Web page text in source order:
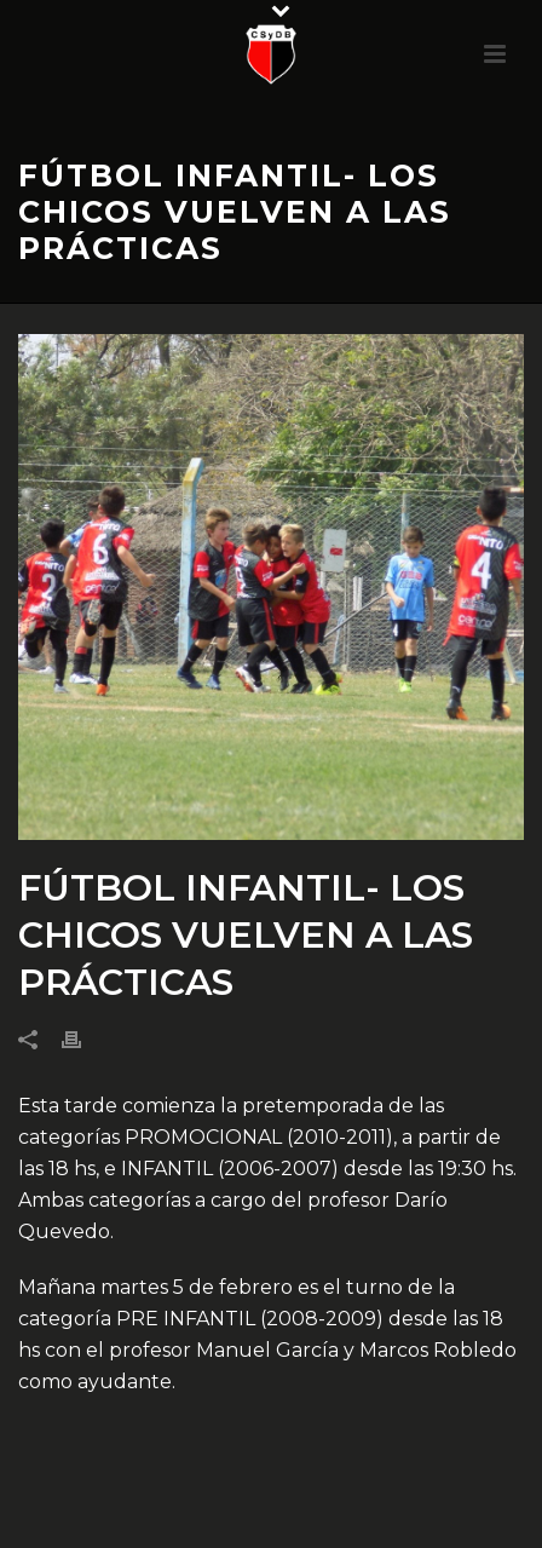
FÚTBOL INFANTIL- LOS
CHICOS VUELVEN A LAS
PRÁCTICAS
FÚTBOL INFANTIL- LOS
CHICOS VUELVEN A LAS
PRÁCTICAS
Esta tarde comienza la pretemporada de las
categorías PROMOCIONAL (2010-2011), a partir de
las 18 hs, e INFANTIL (2006-2007) desde las 19:30 hs.
Ambas categorías a cargo del profesor Darío
Quevedo.
Mañana martes 5 de febrero es el turno de la
categoría PRE INFANTIL (2008-2009) desde las 18
hs con el profesor Manuel García y Marcos Robledo
como ayudante.